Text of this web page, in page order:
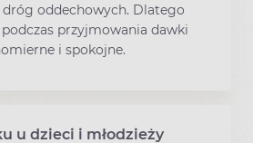
oddechowych. Dlatego
przyjmowania dawki
i spokojne.
u dzieci i młodzieży